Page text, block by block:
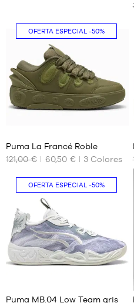
OFERTA ESPECIAL -50%
TAMAÑOS
40
42.5
Puma La Francé Roble
121,00 €
60,50 € 3 Colores
OFERTA ESPECIAL -50%
Puma MB.04 Low Team gris